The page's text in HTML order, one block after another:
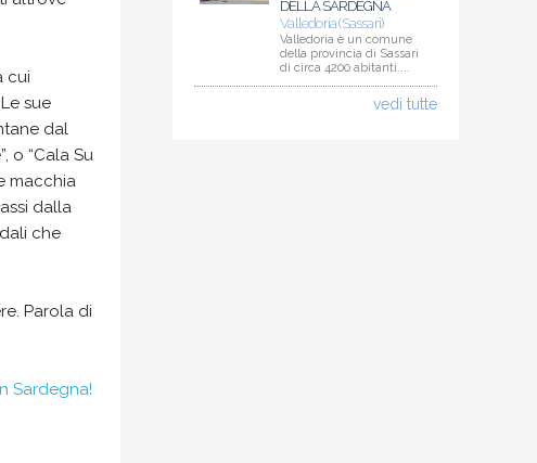
cui
sue
dal
o “Cala Su
macchia
dalla
che
Parola di
Sardegna!
DELLA SARDEGNA
Valledoria (Sassari)
Valledoria è un comune
della provincia di Sassari
di circa 4200 abitanti....
vedi tutte